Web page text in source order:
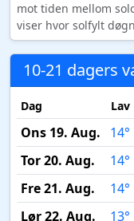
mot tiden mellom
viser hvor solfylt
10-21 dagers
Dag Lav
Ons 19. Aug. 14°
Tor 20. Aug.
14°
Fre 21. Aug.
14°
Lør 22. Aug.
13°